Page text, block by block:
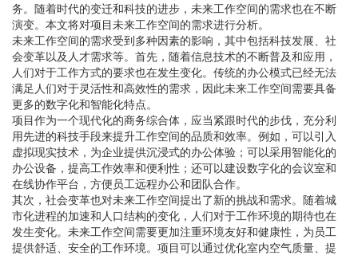
务。随着时代的变迁和科技的进步，未来工作空间的需求也在不断
演变。本文将对项目未来工作空间的需求进行分析。
未来工作空间的需求受到多种因素的影响，其中包括科技发展、社
会变革以及人才需求等。首先，随着信息技术的不断普及和应用，
人们对于工作方式的要求也在发生变化。传统的办公模式已经无法
满足人们对于灵活性和高效性的需求，因此未来工作空间需要具备
更多的数字化和智能化特点。
项目作为一个现代化的商务综合体，应当紧跟时代的步伐，充分利
用先进的科技手段来提升工作空间的品质和效率。例如，可以引入
虚拟现实技术，为企业提供沉浸式的办公体验；可以采用智能化的
办公设备，提高工作效率和便利性；还可以建设数字化的会议室和
在线协作平台，方便员工远程办公和团队合作。
其次，社会变革也对未来工作空间提出了新的挑战和需求。随着城
市化进程的加速和人口结构的变化，人们对于工作环境的期待也在
发生变化。未来工作空间需要更加注重环境友好和健康性，为员工
提供舒适、安全的工作环境。项目可以通过优化室内空气质量、提